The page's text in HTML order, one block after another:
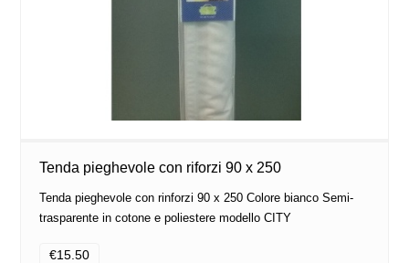
Tenda pieghevole con riforzi 90 x 250
Tenda pieghevole con rinforzi 90 x 250 Colore bianco Semi-
trasparente in cotone e poliestere modello CITY
€15.50